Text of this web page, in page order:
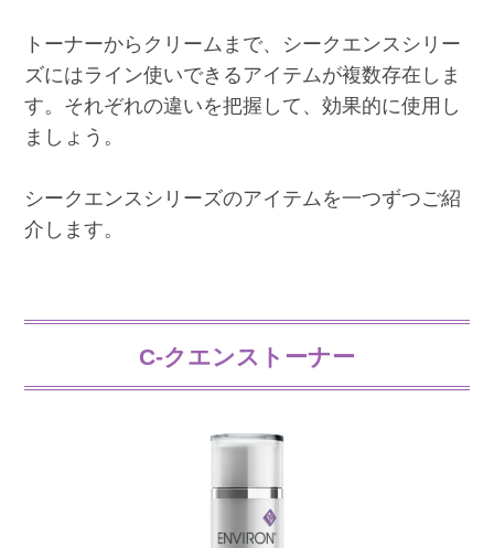
トーナーからクリームまで、シークエンスシリー
ズにはライン使いできるアイテムが複数存在しま
す。それぞれの違いを把握して、効果的に使用し
ましょう。
シークエンスシリーズのアイテムを一つずつご紹
介します。
C-クエンストーナー